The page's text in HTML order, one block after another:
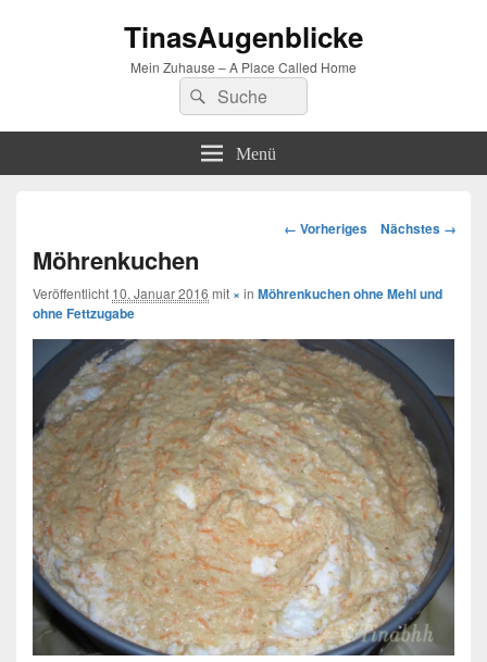
TinasAugenblicke
Mein Zuhause – A Place Called Home
Suchen
nach:
Suchen
Menü
Bilder-
← Vorheriges Nächstes →
Möhrenkuchen
Veröffentlicht 10. Januar 2016 mit × in Möhrenkuchen ohne Mehl und
ohne Fettzugabe